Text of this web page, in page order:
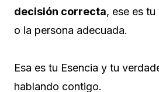
decisión correcta, ese es
o la persona adecuada.
Esa es tu Esencia y tu
hablando contigo.